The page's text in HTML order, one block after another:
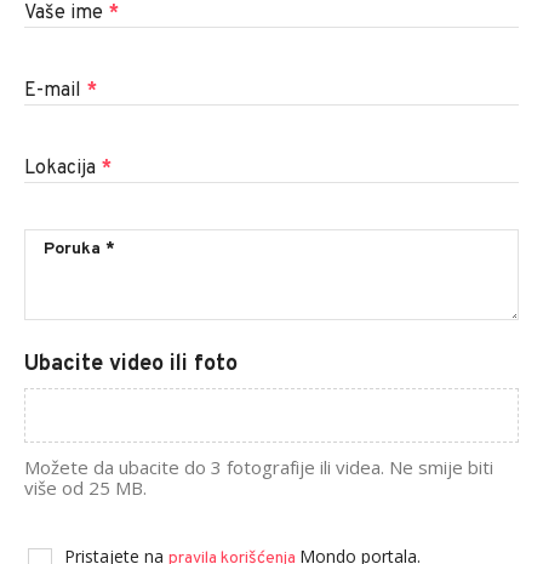
Vaše ime *
E-mail *
Lokacija *
Ubacite video ili foto
Možete da ubacite do 3 fotografije ili videa. Ne smije biti
više od 25 MB.
Pristajete na pravila korišćenja Mondo portala.